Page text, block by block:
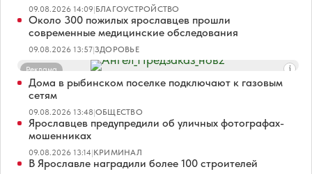
09.08.2026 14:09|БЛАГОУСТРОЙСТВО
Около 300 пожилых ярославцев прошли
современные медицинские обследования
09.08.2026 13:57|ЗДОРОВЬЕ
Реклама
Дома в рыбинском поселке подключают к газовым
сетям
09.08.2026 13:48|ОБЩЕСТВО
Ярославцев предупредили об уличных фотографах-
мошенниках
09.08.2026 13:14|КРИМИНАЛ
В Ярославле наградили более 100 строителей